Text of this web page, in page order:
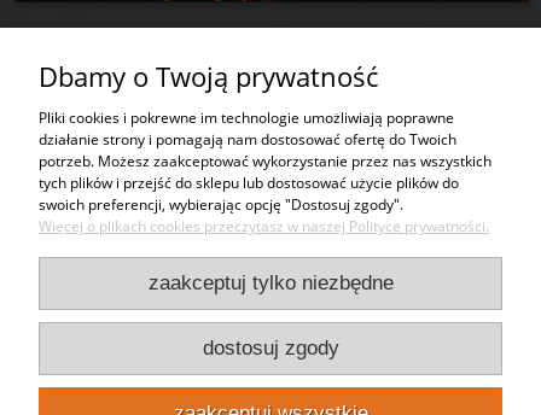
Tworzywa sztuczne
Usługi
Moje konto
Bezpieczeństwo
Kontakt
Punkty odbioru
Dbamy o Twoją prywatność
Pliki cookies i pokrewne im technologie umożliwiają poprawne
działanie strony i pomagają nam dostosować ofertę do Twoich
potrzeb. Możesz zaakceptować wykorzystanie przez nas wszystkich
tych plików i przejść do sklepu lub dostosować użycie plików do
swoich preferencji, wybierając opcję "Dostosuj zgody".
Więcej o plikach cookies przeczytasz w naszej Polityce prywatności.
zaakceptuj tylko niezbędne
dostosuj zgody